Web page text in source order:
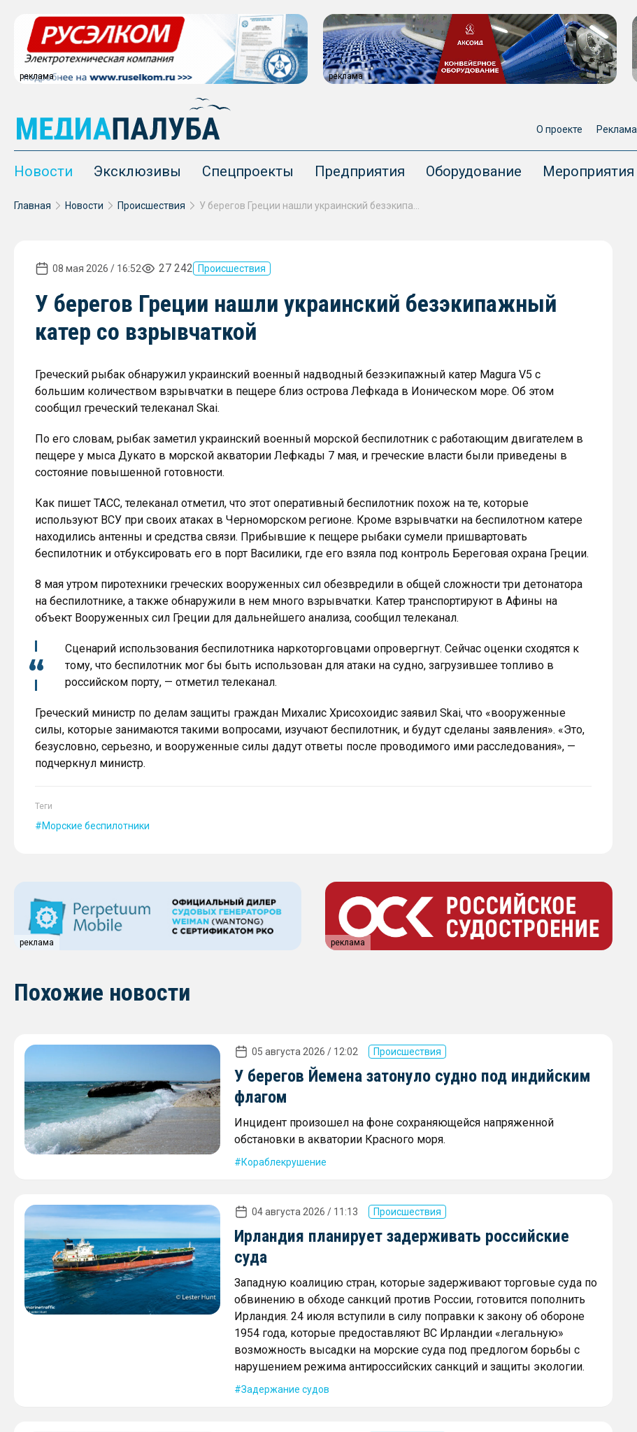
реклама реклама
О проекте Реклама
Новости Эксклюзивы Спецпроекты Предприятия Оборудование Мероприятия
Главная Новости Происшествия
08 мая 2026 / 16:52 27 242 Происшествия
У берегов Греции нашли украинский безэкипажный
катер со взрывчаткой
Греческий рыбак обнаружил украинский военный надводный безэкипажный катер Magura V5 с
большим количеством взрывчатки в пещере близ острова Лефкада в Ионическом море. Об этом
сообщил греческий телеканал Skai.
По его словам, рыбак заметил украинский военный морской беспилотник с работающим двигателем в
пещере у мыса Дукато в морской акватории Лефкады 7 мая, и греческие власти были приведены в
состояние повышенной готовности.
Как пишет ТАСС, телеканал отметил, что этот оперативный беспилотник похож на те, которые
используют ВСУ при своих атаках в Черноморском регионе. Кроме взрывчатки на беспилотном катере
находились антенны и средства связи. Прибывшие к пещере рыбаки сумели пришвартовать
беспилотник и отбуксировать его в порт Василики, где его взяла под контроль Береговая охрана Греции.
8 мая утром пиротехники греческих вооруженных сил обезвредили в общей сложности три детонатора
на беспилотнике, а также обнаружили в нем много взрывчатки. Катер транспортируют в Афины на
объект Вооруженных сил Греции для дальнейшего анализа, сообщил телеканал.
Сценарий использования беспилотника наркоторговцами опровергнут. Сейчас оценки сходятся к
тому, что беспилотник мог бы быть использован для атаки на судно, загрузившее топливо в
российском порту, — отметил телеканал.
Греческий министр по делам защиты граждан Михалис Хрисохоидис заявил Skai, что «вооруженные
силы, которые занимаются такими вопросами, изучают беспилотник, и будут сделаны заявления». «Это,
безусловно, серьезно, и вооруженные силы дадут ответы после проводимого ими расследования», —
подчеркнул министр.
Теги
Морские беспилотники
реклама реклама
Похожие новости
05 августа 2026 / 12:02 Происшествия
У берегов Йемена затонуло судно под индийским
флагом
Инцидент произошел на фоне сохраняющейся напряженной
обстановки в акватории Красного моря.
Кораблекрушение
04 августа 2026 / 11:13 Происшествия
Ирландия планирует задерживать российские
суда
Западную коалицию стран, которые задерживают торговые суда по
обвинению в обходе санкций против России, готовится пополнить
Ирландия. 24 июля вступили в силу поправки к закону об обороне
1954 года, которые предоставляют ВС Ирландии «легальную»
возможность высадки на морские суда под предлогом борьбы с
нарушением режима антироссийских санкций и защиты экологии.
Задержание судов